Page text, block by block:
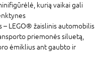
kurią vaikai gali
LEGO® žaislinis automobilis
priemonės siluetą,
ėmiklius ant gaubto ir